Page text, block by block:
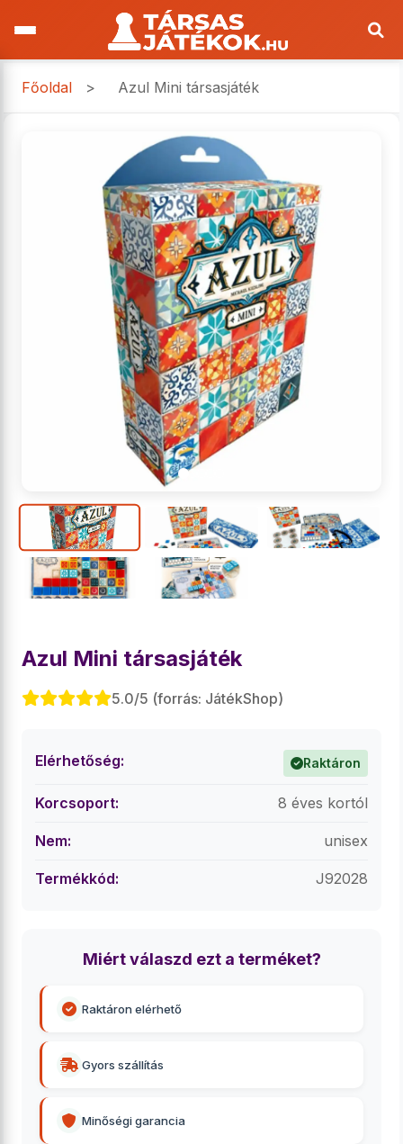
Főoldal > Azul Mini társasjáték
Azul Mini társasjáték
5.0/5 (forrás: JátékShop)
Elérhetőség: Raktáron
Korcsoport: 8 éves kortól
Nem: unisex
Termékkód: J92028
Miért válaszd ezt a terméket?
Raktáron elérhető
Gyors szállítás
Minőségi garancia